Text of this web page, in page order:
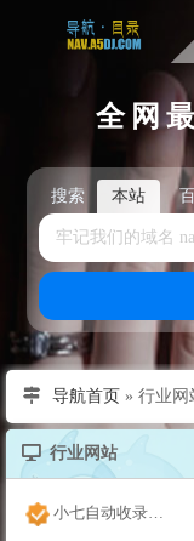
全网
搜索 本站
导航首页 » 行业网
行业网站
小七自动收录导航